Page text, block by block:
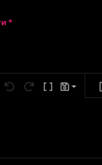
*
Скасувати
Повторити
Ввімкнути
Чернетки
чернетку